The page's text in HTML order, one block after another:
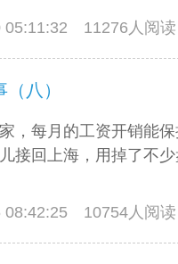
05:11:32
11276人阅
八）
，每月的工资开销能
接回上海，用掉了不
08:42:25
10754人阅